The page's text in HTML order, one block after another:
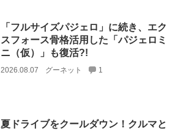
「フルサイズパジェロ」に続き、エク
スフォース骨格活用した「パジェロミ
ニ（仮）」も復活?!
2026.08.07 グーネット 1
夏ドライブをクールダウン！クルマと